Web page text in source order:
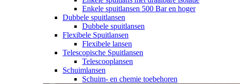
Enkele spuitlansen 500 Bar en hoger
Dubbele spuitlansen
Dubbele spuitlansen
Flexibele Spuitlansen
Flexibele lansen
Telescopische Spuitlansen
Telescooplansen
Schuimlansen
Schuim- en chemie toebehoren